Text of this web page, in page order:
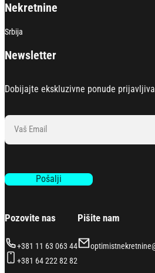
Nekretnine
Srbija
Newsletter
Dobijajte ekskluzivne ponude
Section
Pošalji
Pozovite nas
+381 11 63 063 44
+381 64 222 82 82
Pišite nam